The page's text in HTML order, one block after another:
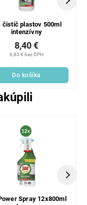
čistič plastov 500ml
intenzívny
6,83 € bez DPH
8,40 €
Do košíka
Spray 12x800ml